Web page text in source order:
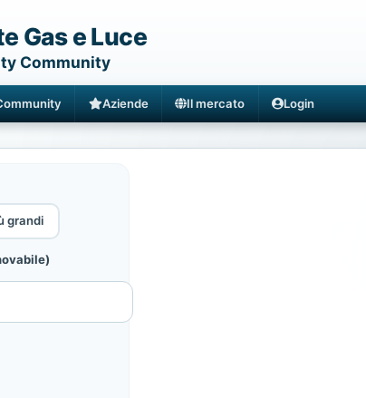
Gas e Luce
Community
Aziende Il mercato Login
grandi